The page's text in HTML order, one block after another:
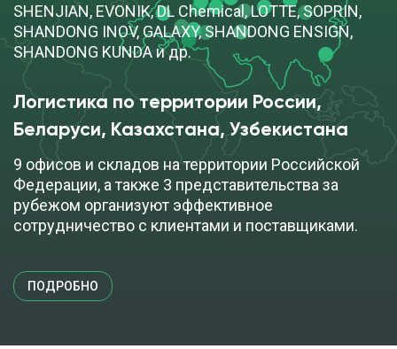
SHENJIAN, EVONIK, DL Chemical, LOTTE, SOPRIN,
SHANDONG INOV, GALAXY, SHANDONG ENSIGN,
SHANDONG KUNDA и др.
Логистика по территории России,
Беларуси, Казахстана, Узбекистана
9 офисов и складов на территории Российской
Федерации, а также 3 представительства за
рубежом организуют эффективное
сотрудничество с клиентами и поставщиками.
ПОДРОБНО